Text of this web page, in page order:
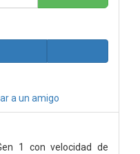
a un amigo
1 con velocidad de